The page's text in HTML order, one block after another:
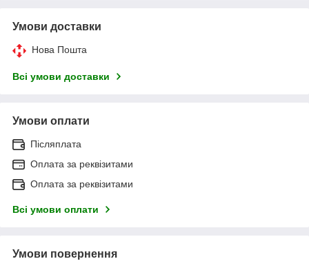
Умови доставки
Нова Пошта
Всі умови доставки
Умови оплати
Післяплата
Оплата за реквізитами
Оплата за реквізитами
Всі умови оплати
Умови повернення